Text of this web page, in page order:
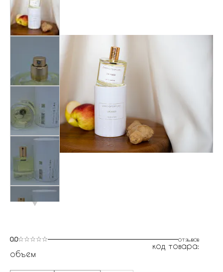
0.0 отзывов
код товара:
объем